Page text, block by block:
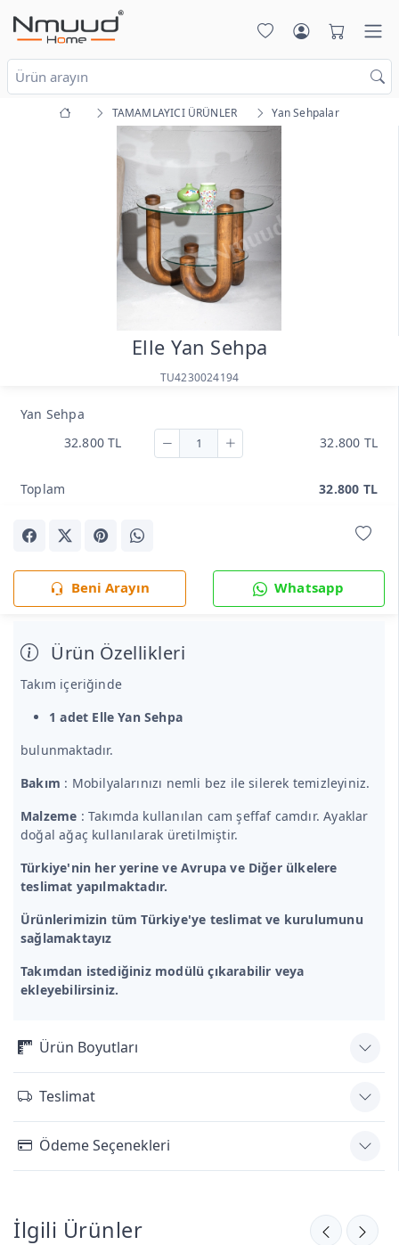
TAMAMLAYICI ÜRÜNLER Yan Sehpalar
Elle Yan Sehpa
TU4230024194
Yan Sehpa
32.800 TL
32.800 TL
Toplam 32.800 TL
Beni Arayın Whatsapp
Ürün Özellikleri
Takım içeriğinde
1 adet Elle Yan Sehpa
bulunmaktadır.
Bakım : Mobilyalarınızı nemli bez ile silerek temizleyiniz.
Malzeme : Takımda kullanılan cam şeffaf camdır. Ayaklar
doğal ağaç kullanılarak üretilmiştir.
Türkiye'nin her yerine ve Avrupa ve Diğer ülkelere
teslimat yapılmaktadır.
Ürünlerimizin tüm Türkiye'ye teslimat ve kurulumunu
sağlamaktayız
Takımdan istediğiniz modülü çıkarabilir veya
ekleyebilirsiniz.
Ürün Boyutları
Teslimat
Ödeme Seçenekleri
İlgili Ürünler